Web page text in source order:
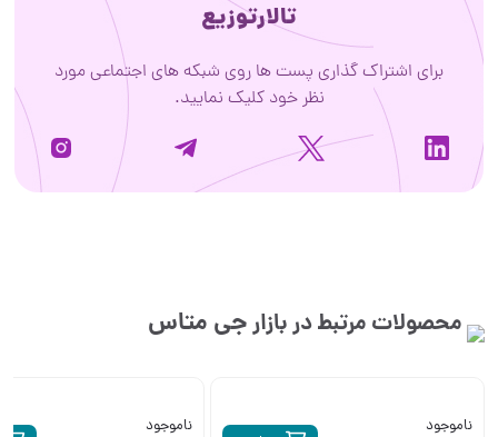
تالارتوزیع
برای اشتراک گذاری پست ها روی شبکه های اجتماعی مورد
نظر خود کلیک نمایید.
محصولات مرتبط در بازارجی متاس
ناموجود ناموجود